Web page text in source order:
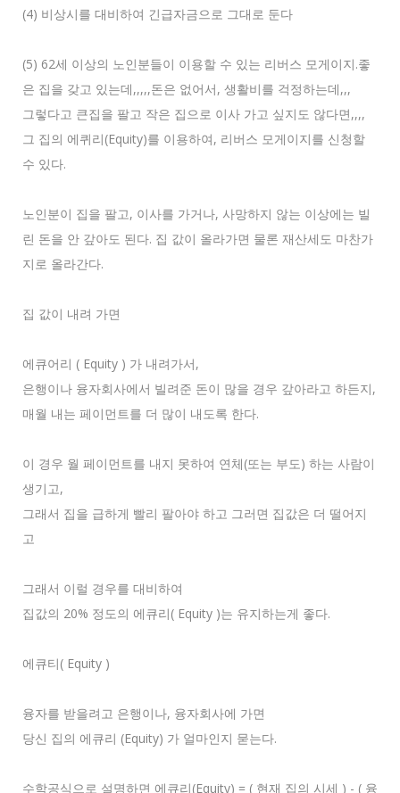
(4) 비상시를 대비하여 긴급자금으로 그대로 둔다
(5) 62세 이상의 노인분들이 이용할 수 있는 리버스 모게이지.좋
은 집을 갖고 있는데,,,,,돈은 없어서, 생활비를 걱정하는데,,,
그렇다고 큰집을 팔고 작은 집으로 이사 가고 싶지도 않다면,,,,
그 집의 에퀴리(Equity)를 이용하여, 리버스 모게이지를 신청할
수 있다.
노인분이 집을 팔고, 이사를 가거나, 사망하지 않는 이상에는 빌
린 돈을 안 갚아도 된다. 집 값이 올라가면 물론 재산세도 마찬가
지로 올라간다.
집 값이 내려 가면
에큐어리 ( Equity ) 가 내려가서,
은행이나 융자회사에서 빌려준 돈이 많을 경우 갚아라고 하든지,
매월 내는 페이먼트를 더 많이 내도록 한다.
이 경우 월 페이먼트를 내지 못하여 연체(또는 부도) 하는 사람이
생기고,
그래서 집을 급하게 빨리 팔아야 하고 그러면 집값은 더 떨어지
고
그래서 이럴 경우를 대비하여
집값의 20% 정도의 에큐리( Equity )는 유지하는게 좋다.
에큐티( Equity )
융자를 받을려고 은행이나, 융자회사에 가면
당신 집의 에큐리 (Equity) 가 얼마인지 묻는다.
수학공식으로 설명하면 에큐리(Equity) = ( 현재 집의 시세 ) - ( 융